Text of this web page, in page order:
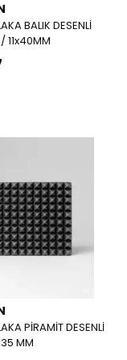
BALIK DESENLİ
11x40MM
PİRAMİT DESENLİ
MM